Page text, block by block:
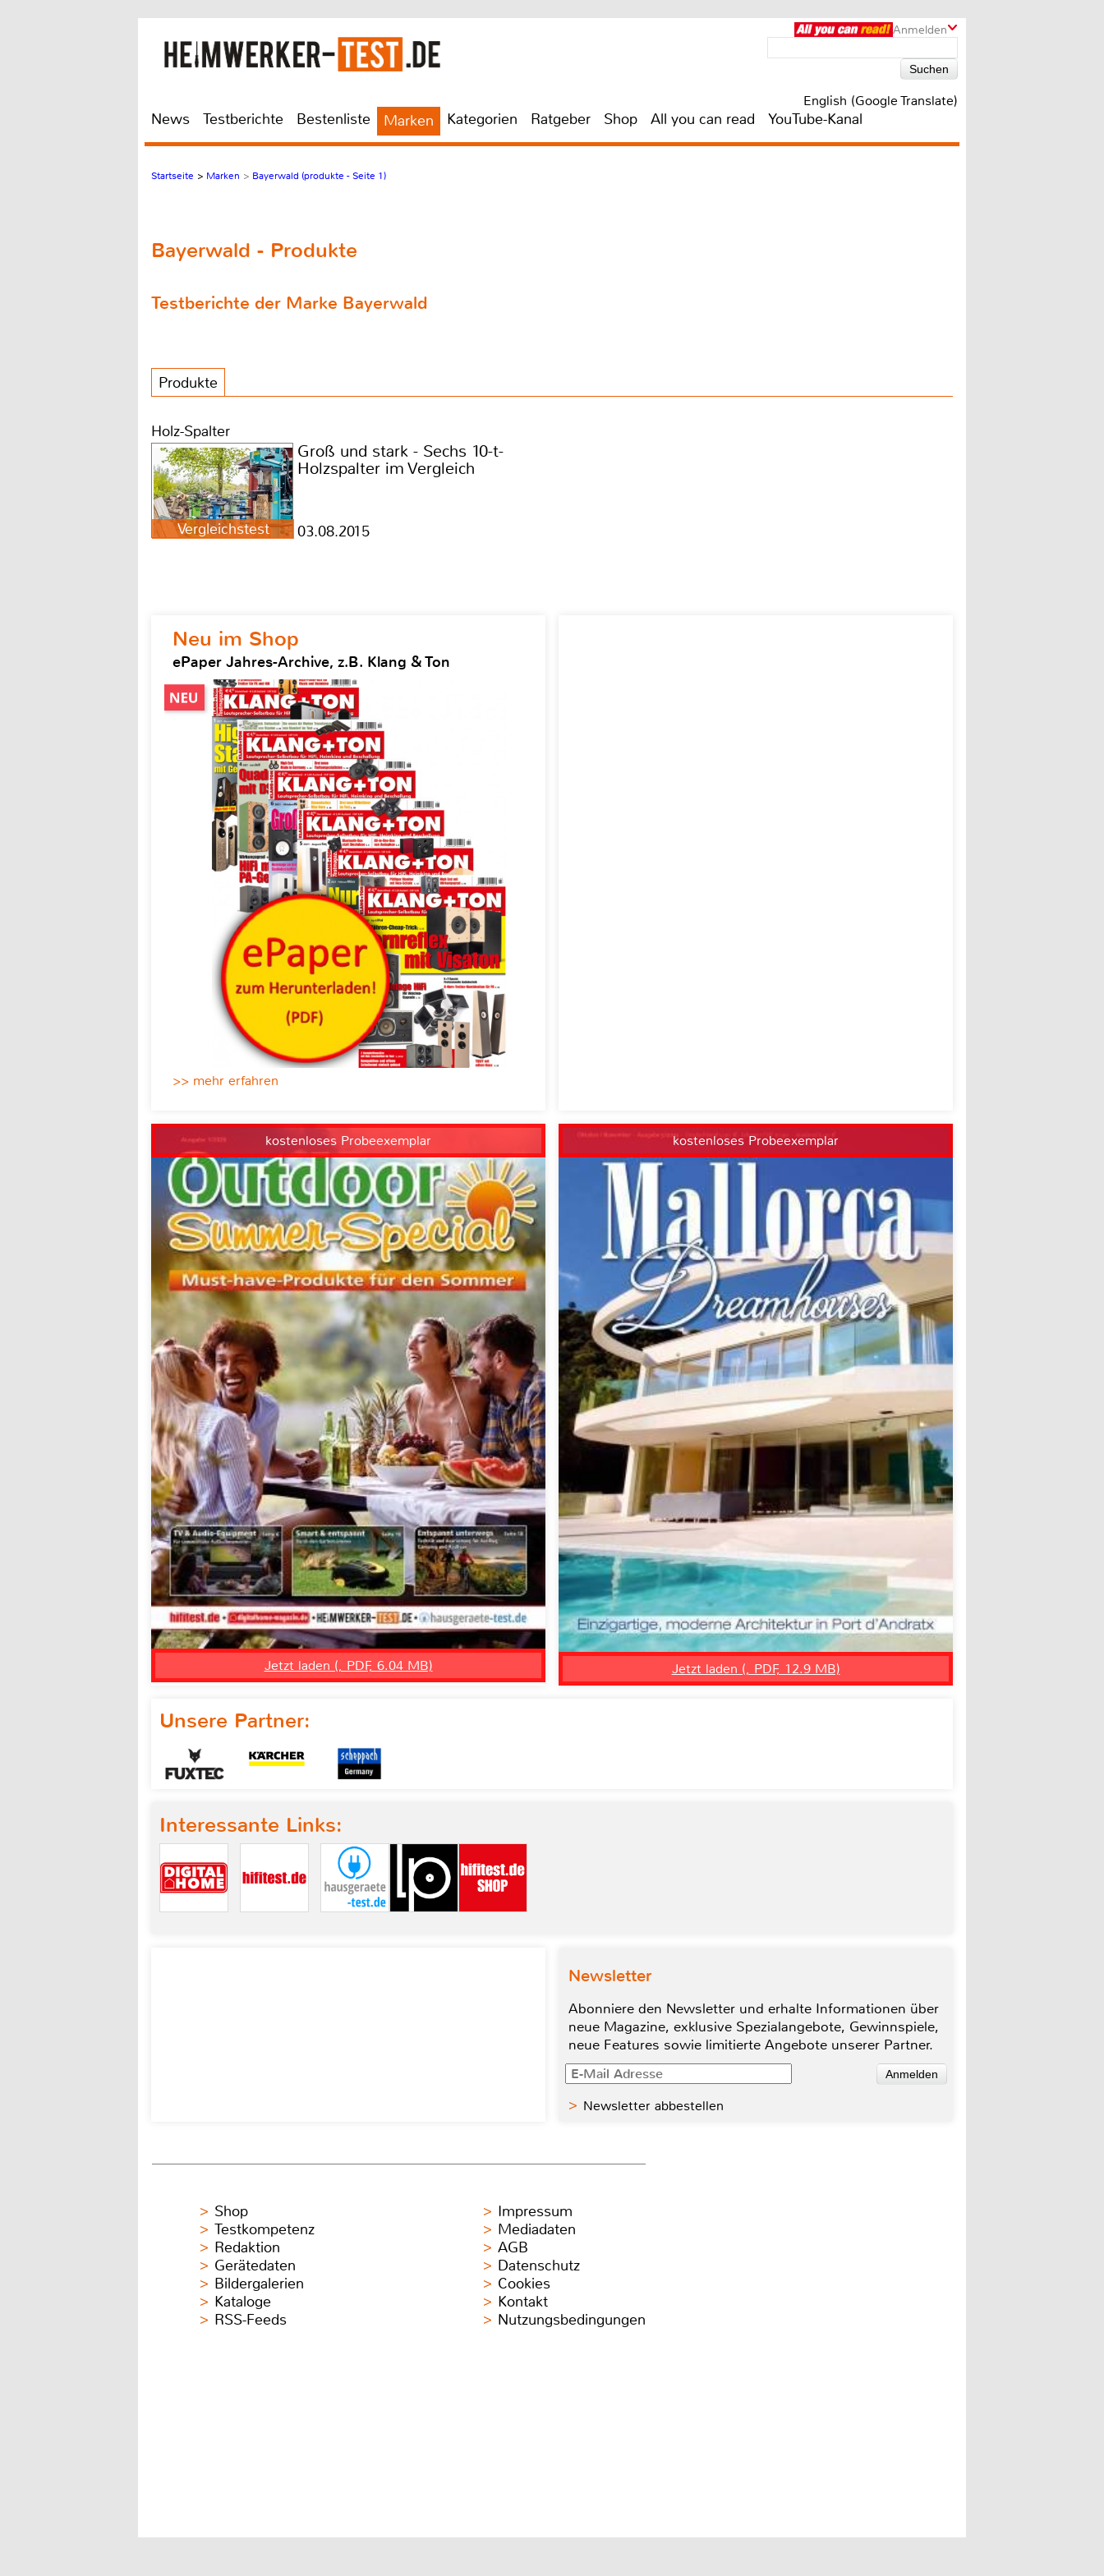
Anmelden
English (Google Translate)
News Testberichte Bestenliste Marken Kategorien Ratgeber Shop All you can read YouTube-Kanal
Startseite > Marken > Bayerwald (produkte - Seite 1)
Bayerwald - Produkte
Testberichte der Marke Bayerwald
Produkte
Holz-Spalter
Vergleichstest
Groß und stark - Sechs 10-t-
Holzspalter im Vergleich
03.08.2015
Neu im Shop
ePaper Jahres-Archive, z.B. Klang & Ton
>> mehr erfahren
kostenloses Probeexemplar
Jetzt laden (, PDF, 6.04 MB)
kostenloses Probeexemplar
Jetzt laden (, PDF, 12.9 MB)
Unsere Partner:
Interessante Links:
Newsletter
Abonniere den Newsletter und erhalte Informationen über
neue Magazine, exklusive Spezialangebote, Gewinnspiele,
neue Features sowie limitierte Angebote unserer Partner.
Newsletter abbestellen
Shop
Testkompetenz
Redaktion
Gerätedaten
Bildergalerien
Kataloge
RSS-Feeds
Impressum
Mediadaten
AGB
Datenschutz
Cookies
Kontakt
Nutzungsbedingungen